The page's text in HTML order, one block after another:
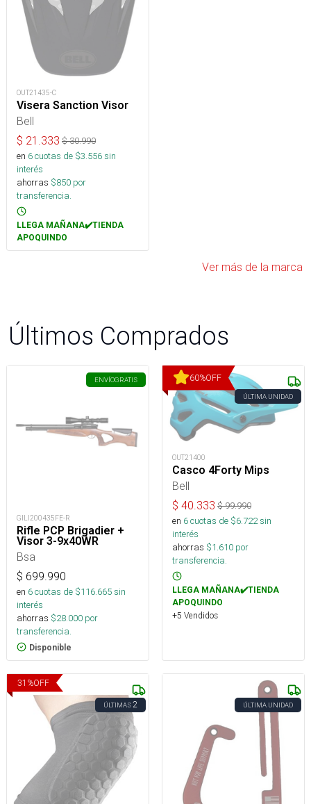
OUT21435-C
Visera Sanction Visor
Bell
$ 21.333 $30.990
en 6cuotas de $3.556sin
interés
ahorras $850 por
transferencia.
LLEGA MAÑANA✔️TIENDA
APOQUINDO
Ver más de la marca
Últimos Comprados
ENVÍOGRATIS
GILI200435FE-R
Rifle PCP Brigadier +
Visor 3-9x40WR
Bsa
$ 699.990
en 6cuotas de $116.665sin
interés
ahorras $28.000 por
transferencia.
Disponible
60%OFF
ÚLTIMA UNIDAD
OUT21400
Casco 4Forty Mips
Bell
$ 40.333 $99.990
en 6cuotas de $6.722sin
interés
ahorras $1.610 por
transferencia.
LLEGA MAÑANA✔️TIENDA
APOQUINDO
+5 Vendidos
31 %OFF
ÚLTIMAS2 ÚLTIMA UNIDAD